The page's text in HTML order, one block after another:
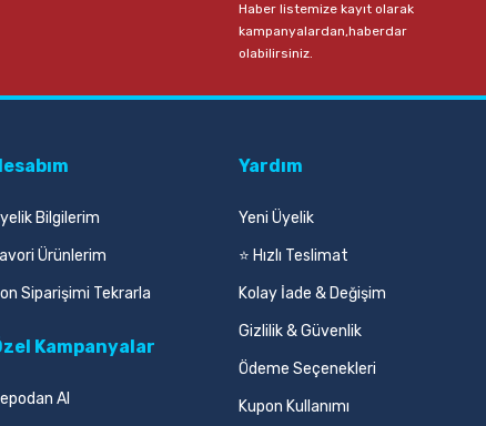
Haber listemize kayıt olarak
kampanyalardan,haberdar
olabilirsiniz.
Bilgilerim
Ürünlerim
Siparişimi Tekrarla
Kampanyalar
Al
Yardım
Yeni Üyelik
⭐ Hızlı Teslimat
Kolay İade & Değişim
Gizlilik & Güvenlik
Ödeme Seçenekleri
Kupon Kullanımı